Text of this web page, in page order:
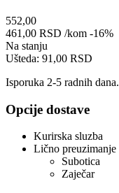
552,00
461,00 RSD /kom -16%
Na stanju
Ušteda: 91,00 RSD
Isporuka 2-5 radnih dana.
Opcije dostave
Kurirska sluzba
Lično preuzimanje
Subotica
Zaječar